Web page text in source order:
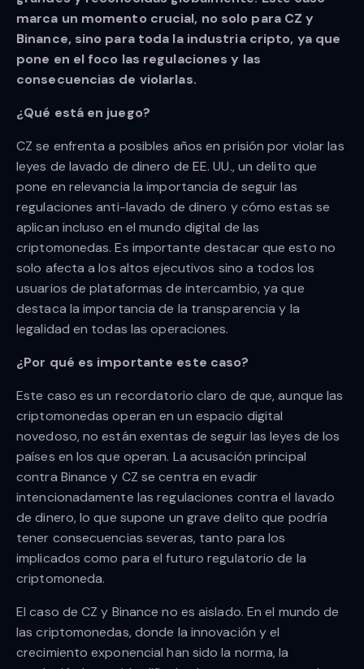
marca un momento crucial, no solo para CZ y
Binance, sino para toda la industria cripto, ya que
pone en el foco las regulaciones y las
consecuencias de violarlas.
¿Qué está en juego?
CZ se enfrenta a posibles años en prisión por violar las
leyes de lavado de dinero de EE. UU., un delito que
pone en relevancia la importancia de seguir las
regulaciones anti-lavado de dinero y cómo estas se
aplican incluso en el mundo digital de las
criptomonedas. Es importante destacar que esto no
solo afecta a los altos ejecutivos sino a todos los
usuarios de plataformas de intercambio, ya que
destaca la importancia de la transparencia y la
legalidad en todas las operaciones.
¿Por qué es importante este caso?
Este caso es un recordatorio claro de que, aunque las
criptomonedas operan en un espacio digital
novedoso, no están exentas de seguir las leyes de los
países en los que operan. La acusación principal
contra Binance y CZ se centra en evadir
intencionadamente las regulaciones contra el lavado
de dinero, lo que supone un grave delito que podría
tener consecuencias severas, tanto para los
implicados como para el futuro regulatorio de la
criptomoneda.
El caso de CZ y Binance no es aislado. En el mundo de
las criptomonedas, donde la innovación y el
crecimiento exponencial han sido la norma, la